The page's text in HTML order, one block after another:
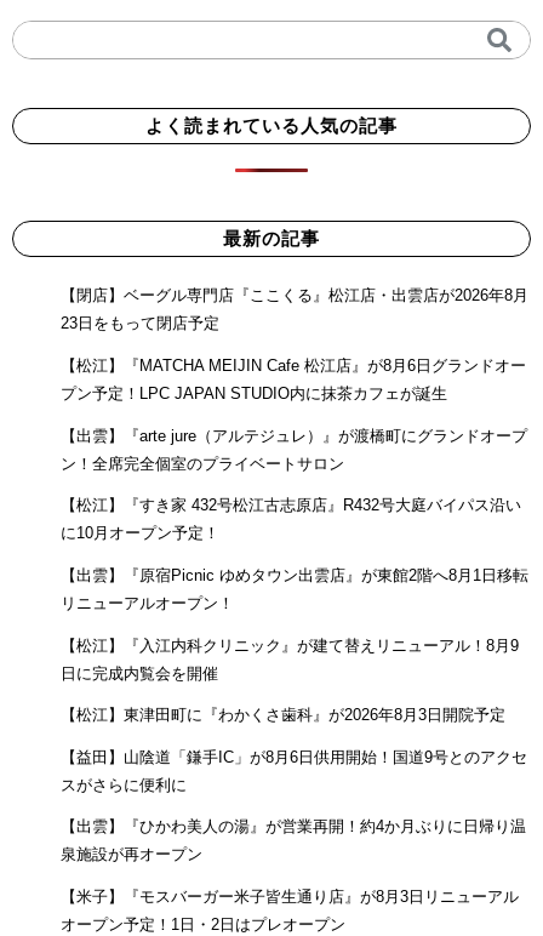
よく読まれている人気の記事
最新の記事
【閉店】ベーグル専門店『ここくる』松江店・出雲店が2026年8月
23日をもって閉店予定
【松江】『MATCHA MEIJIN Cafe 松江店』が8月6日グランドオー
プン予定！LPC JAPAN STUDIO内に抹茶カフェが誕生
【出雲】『arte jure（アルテジュレ）』が渡橋町にグランドオープ
ン！全席完全個室のプライベートサロン
【松江】『すき家 432号松江古志原店』R432号大庭バイパス沿い
に10月オープン予定！
【出雲】『原宿Picnic ゆめタウン出雲店』が東館2階へ8月1日移転
リニューアルオープン！
【松江】『入江内科クリニック』が建て替えリニューアル！8月9
日に完成内覧会を開催
【松江】東津田町に『わかくさ歯科』が2026年8月3日開院予定
【益田】山陰道「鎌手IC」が8月6日供用開始！国道9号とのアクセ
スがさらに便利に
【出雲】『ひかわ美人の湯』が営業再開！約4か月ぶりに日帰り温
泉施設が再オープン
【米子】『モスバーガー米子皆生通り店』が8月3日リニューアル
オープン予定！1日・2日はプレオープン